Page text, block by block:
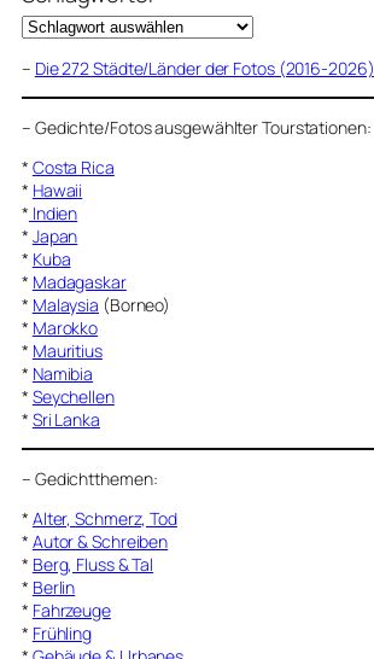
– Die 272 Städte/Länder der Fotos (2016-2026)
– Gedichte/Fotos ausgewählter Tourstationen:
* Costa Rica
* Hawaii
* Indien
* Japan
* Kuba
* Madagaskar
* Malaysia (Borneo)
* Marokko
* Mauritius
* Namibia
* Seychellen
* Sri Lanka
– Gedichtthemen:
* Alter, Schmerz, Tod
* Autor & Schreiben
* Berg, Fluss & Tal
* Berlin
* Fahrzeuge
* Frühling